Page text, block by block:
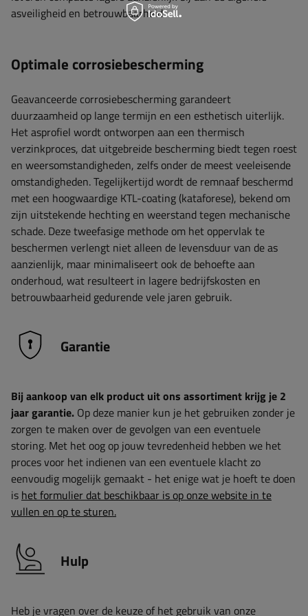
asveiligheid en betrouwbaarheid.
Optimale corrosiebescherming
Geavanceerde corrosiebescherming garandeert
duurzaamheid op lange termijn en een esthetisch uiterlijk.
Het asprofiel wordt ontworpen aan een thermisch
verzinkproces, dat uitgebreide bescherming biedt tegen roest
en weersomstandigheden, zelfs onder de meest veeleisende
omstandigheden. Tegelijkertijd wordt de remnaaf beschermd
met een hoogwaardige KTL-coating (kataforese), bekend om
zijn uitstekende hechting en weerstand tegen mechanische
schade. Deze tweefasige methode om het oppervlak te
beschermen verlengt niet alleen de levensduur van de as
aanzienlijk, maar minimaliseert ook de behoefte aan
onderhoud, wat resulteert in lagere bedrijfskosten en
betrouwbaarheid gedurende vele jaren gebruik.
Garantie
Bij aankoop van elk product uit ons assortiment krijg je 2
jaar garantie. Op deze manier kun je het gebruiken zonder je
zorgen te maken over de gevolgen van een eventuele
storing. Met het oog op jouw tevredenheid hebben we het
proces voor het indienen van een eventuele klacht zo
eenvoudig mogelijk gemaakt - het enige wat je hoeft te doen
is het formulier dat beschikbaar is op onze website in te
vullen en op te sturen.
Hulp
Heb je vragen over de keuze of het gebruik van onze